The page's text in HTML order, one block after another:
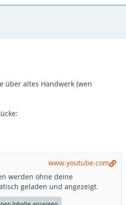
über altes Handwerk (wen
www.youtube.com
werden ohne deine
geladen und angezeigt.